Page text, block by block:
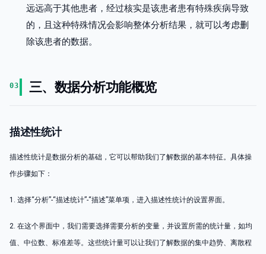
远远高于其他患者，经过核实是该患者患有特殊疾病导致
的，且这种特殊情况会影响整体分析结果，就可以考虑删
除该患者的数据。
03 三、数据分析功能概览
描述性统计
描述性统计是数据分析的基础，它可以帮助我们了解数据的基本特征。具体操
作步骤如下：
1. 选择“分析”-“描述统计”-“描述”菜单项，进入描述性统计的设置界面。
2. 在这个界面中，我们需要选择需要分析的变量，并设置所需的统计量，如均
值、中位数、标准差等。这些统计量可以让我们了解数据的集中趋势、离散程